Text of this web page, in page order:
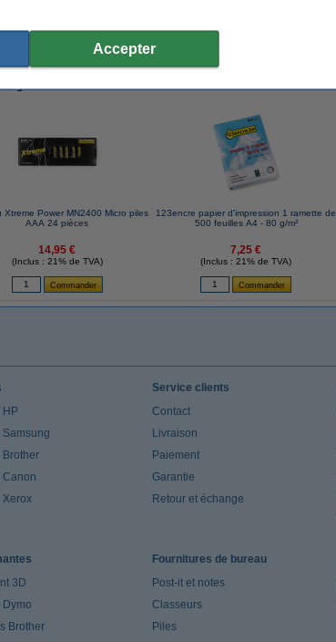
également commandé cet article
Xtreme Power MN2400 Micro piles
AAA 24 pièces
14,95 €
(Inclus : 21% de TVA)
123encre papier d'impression 1 ramette de
500 feuilles A4 - 80 g/m²
7,25 €
(Inclus : 21% de TVA)
HP
Samsung
Brother
Canon
Xerox
Service clients
Contact
Livraison
Paiement
Garantie
Retour et échange
3D
Dymo
Brother
Fournitures de bureau
Post-it et notes
Classeurs
Piles
Accepter